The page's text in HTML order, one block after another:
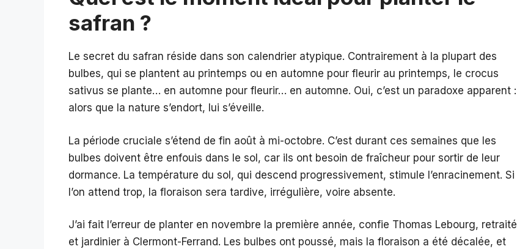
safran ?
Le secret du safran réside dans son calendrier atypique. Contrairement à la plupart des
bulbes, qui se plantent au printemps ou en automne pour fleurir au printemps, le crocus
sativus se plante… en automne pour fleurir… en automne. Oui, c’est un paradoxe apparent :
alors que la nature s’endort, lui s’éveille.
La période cruciale s’étend de fin août à mi-octobre. C’est durant ces semaines que les
bulbes doivent être enfouis dans le sol, car ils ont besoin de fraîcheur pour sortir de leur
dormance. La température du sol, qui descend progressivement, stimule l’enracinement. Si
l’on attend trop, la floraison sera tardive, irrégulière, voire absente.
J’ai fait l’erreur de planter en novembre la première année, confie Thomas Lebourg, retraité
et jardinier à Clermont-Ferrand. Les bulbes ont poussé, mais la floraison a été décalée, et